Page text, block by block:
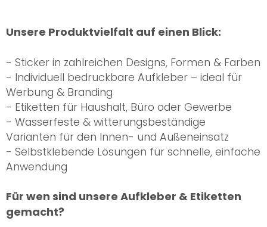
Unsere Produktvielfalt auf einen Blick:
- Sticker in zahlreichen Designs, Formen & Farben
- Individuell bedruckbare Aufkleber – ideal für
Werbung & Branding
- Etiketten für Haushalt, Büro oder Gewerbe
- Wasserfeste & witterungsbeständige
Varianten für den Innen- und Außeneinsatz
- Selbstklebende Lösungen für schnelle, einfache
Anwendung
Für wen sind unsere Aufkleber & Etiketten
gemacht?